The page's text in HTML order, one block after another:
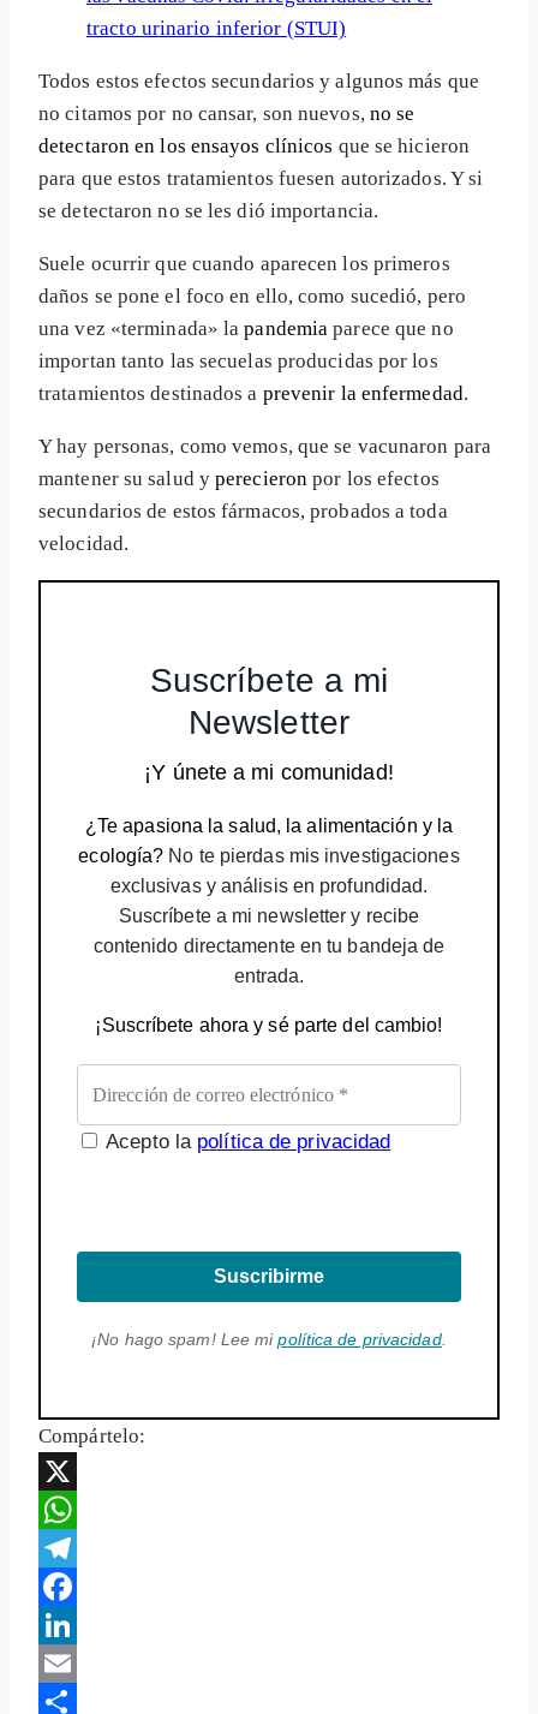
tracto urinario inferior (STUI)
Todos estos efectos secundarios y algunos más que
no citamos por no cansar, son nuevos, no se
detectaron en los ensayos clínicos que se hicieron
para que estos tratamientos fuesen autorizados. Y si
se detectaron no se les dió importancia.
Suele ocurrir que cuando aparecen los primeros
daños se pone el foco en ello, como sucedió, pero
una vez «terminada» lapandemia parece que no
importan tanto las secuelas producidas por los
tratamientos destinados a prevenir la enfermedad.
Y hay personas, como vemos, que se vacunaron para
mantener su salud yperecieron por los efectos
secundarios de estos fármacos, probados a toda
velocidad.
Suscríbete a mi
Newsletter
¡Y únete a mi comunidad!
¿Te apasiona la salud, la alimentación y la
ecología? No te pierdas mis investigaciones
exclusivas y análisis en profundidad.
Suscríbete a mi newsletter y recibe
contenido directamente en tu bandeja de
entrada.
¡Suscríbete ahora y sé parte del cambio!
Acepto la política de privacidad
Suscribirme
¡No hago spam! Lee mipolítica de privacidad.
Compártelo:
X
WhatsApp
Telegram
Facebook
LinkedIn
Email